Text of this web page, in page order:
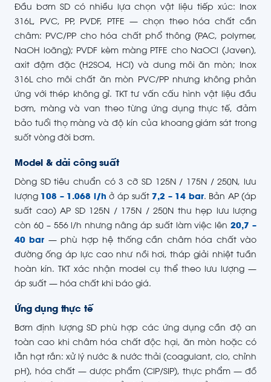
Đầu bơm SD có nhiều lựa chọn vật liệu tiếp xúc: Inox
316L, PVC, PP, PVDF, PTFE — chọn theo hóa chất cần
châm: PVC/PP cho hóa chất phổ thông (PAC, polymer,
NaOH loãng); PVDF kèm màng PTFE cho NaOCl (Javen),
axit đậm đặc (H2SO4, HCl) và dung môi ăn mòn; Inox
316L cho môi chất ăn mòn PVC/PP nhưng không phản
ứng với thép không gỉ. TKT tư vấn cấu hình vật liệu đầu
bơm, màng và van theo từng ứng dụng thực tế, đảm
bảo tuổi thọ màng và độ kín của khoang giám sát trong
suốt vòng đời bơm.
Model & dải công suất
Dòng SD tiêu chuẩn có 3 cỡ SD 125N / 175N / 250N, lưu
lượng 108 – 1.068 l/h ở áp suất 7,2 – 14 bar. Bản AP (áp
suất cao) AP SD 125N / 175N / 250N thu hẹp lưu lượng
còn 60 – 556 l/h nhưng nâng áp suất làm việc lên20,7 –
40 bar — phù hợp hệ thống cần châm hóa chất vào
đường ống áp lực cao như nồi hơi, tháp giải nhiệt tuần
hoàn kín. TKT xác nhận model cụ thể theo lưu lượng —
áp suất — hóa chất khi báo giá.
Ứng dụng thực tế
Bơm định lượng SD phù hợp các ứng dụng cần độ an
toàn cao khi châm hóa chất độc hại, ăn mòn hoặc có
lẫn hạt rắn: xử lý nước & nước thải (coagulant, clo, chỉnh
pH), hóa chất — dược phẩm (CIP/SIP), thực phẩm — đồ